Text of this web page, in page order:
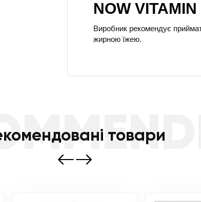
NOW
Виробник рекомендує
жирною їжею.
товари